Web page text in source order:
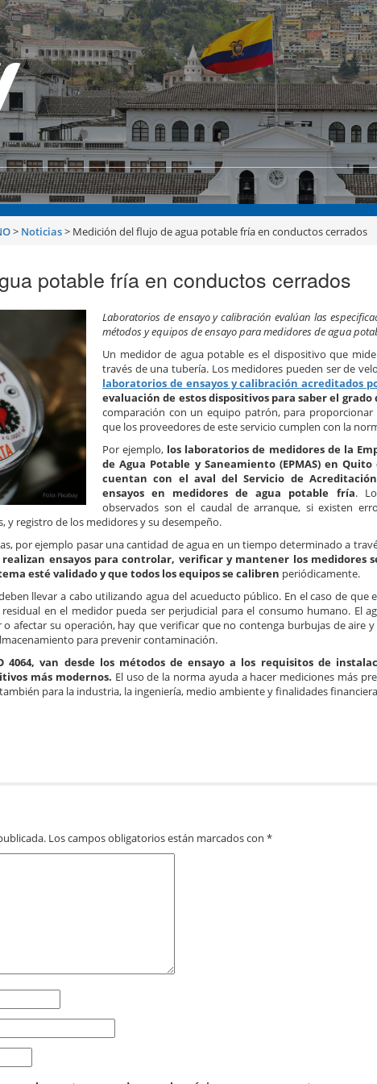
> Noticias> Medición del flujo de agua potable fría en conductos cerrados
potable fría en conductos cerrados
Laboratorios de ensayo y calibración evalúan las
métodos y equipos de ensayo para medidores de agua
Un medidor de agua potable es el dispositivo que
través de una tubería. Los medidores pueden ser de
laboratorios de ensayos y calibración acreditados
evaluación de estos dispositivos para saber el
comparación con un equipo patrón, para proporcionar
que los proveedores de este servicio cumplen con la
Por ejemplo, los laboratorios de medidores de la
de Agua Potable y Saneamiento (EPMAS) en Quito
cuentan con el aval del Servicio de
ensayos en medidores de agua potable fría.
observados son el caudal de arranque, si existen
y registro de los medidores y su desempeño.
por ejemplo pasar una cantidad de agua en un tiempo determinado a
ensayos para controlar, verificar y mantener los medidores
esté validado y que todos los equipos se calibren periódicamente.
llevar a cabo utilizando agua del acueducto público. En el caso de que
en el medidor pueda ser perjudicial para el consumo humano. El
afectar su operación, hay que verificar que no contenga burbujas de aire
para prevenir contaminación.
4064, van desde los métodos de ensayo a los requisitos de
más modernos. El uso de la norma ayuda a hacer mediciones más
para la industria, la ingeniería, medio ambiente y finalidades
Los campos obligatorios están marcados con*